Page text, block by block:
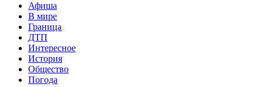
Афиша
В мире
Граница
ДТП
Интересное
История
Общество
Погода